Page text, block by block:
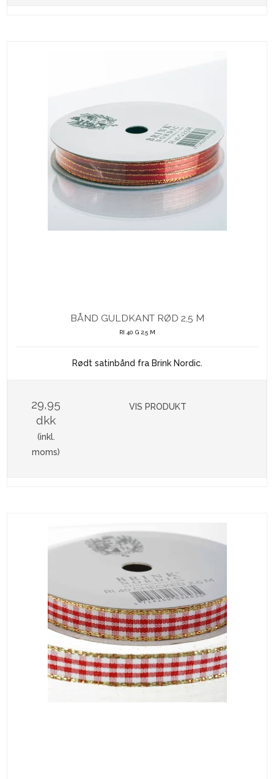
BÅND GULDKANT RØD 2,5 M
RI 40 G 2,5 M
Rødt satinbånd fra Brink Nordic.
29,95
dkk
(inkl.
moms)
VIS PRODUKT